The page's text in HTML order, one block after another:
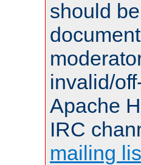
should
invalid/
Apache
IRC
mailing